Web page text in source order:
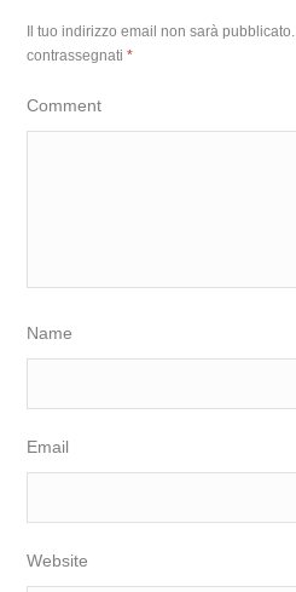
Il tuo indirizzo email non sarà pubblicato.
contrassegnati*
Comment
Name
Email
Website